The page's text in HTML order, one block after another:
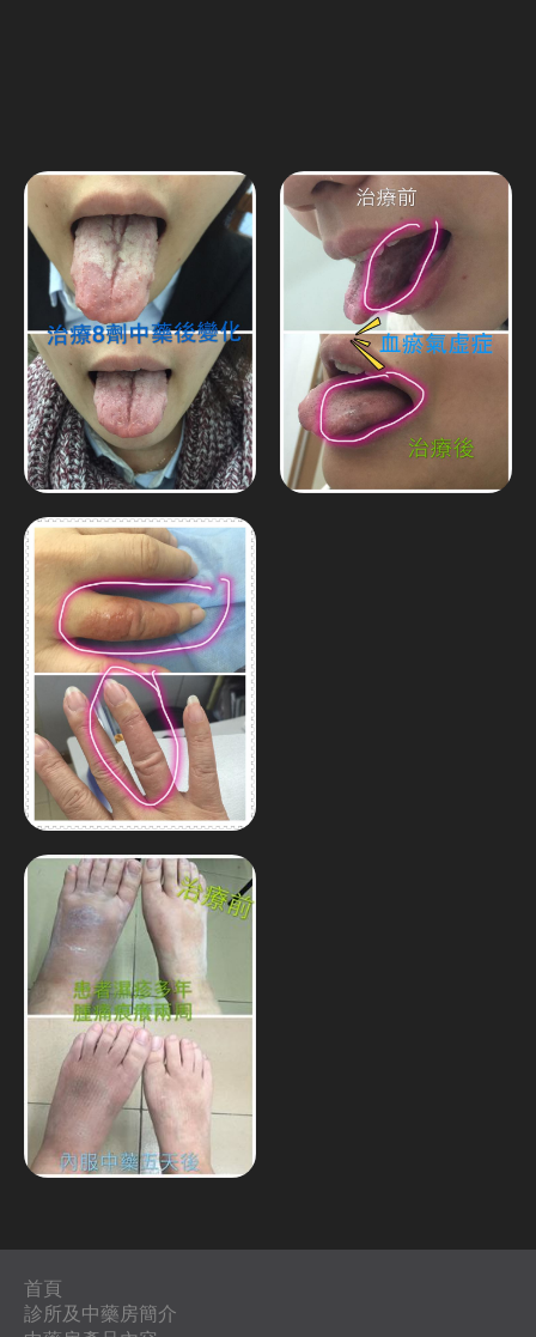
首頁
診所及中藥房簡介